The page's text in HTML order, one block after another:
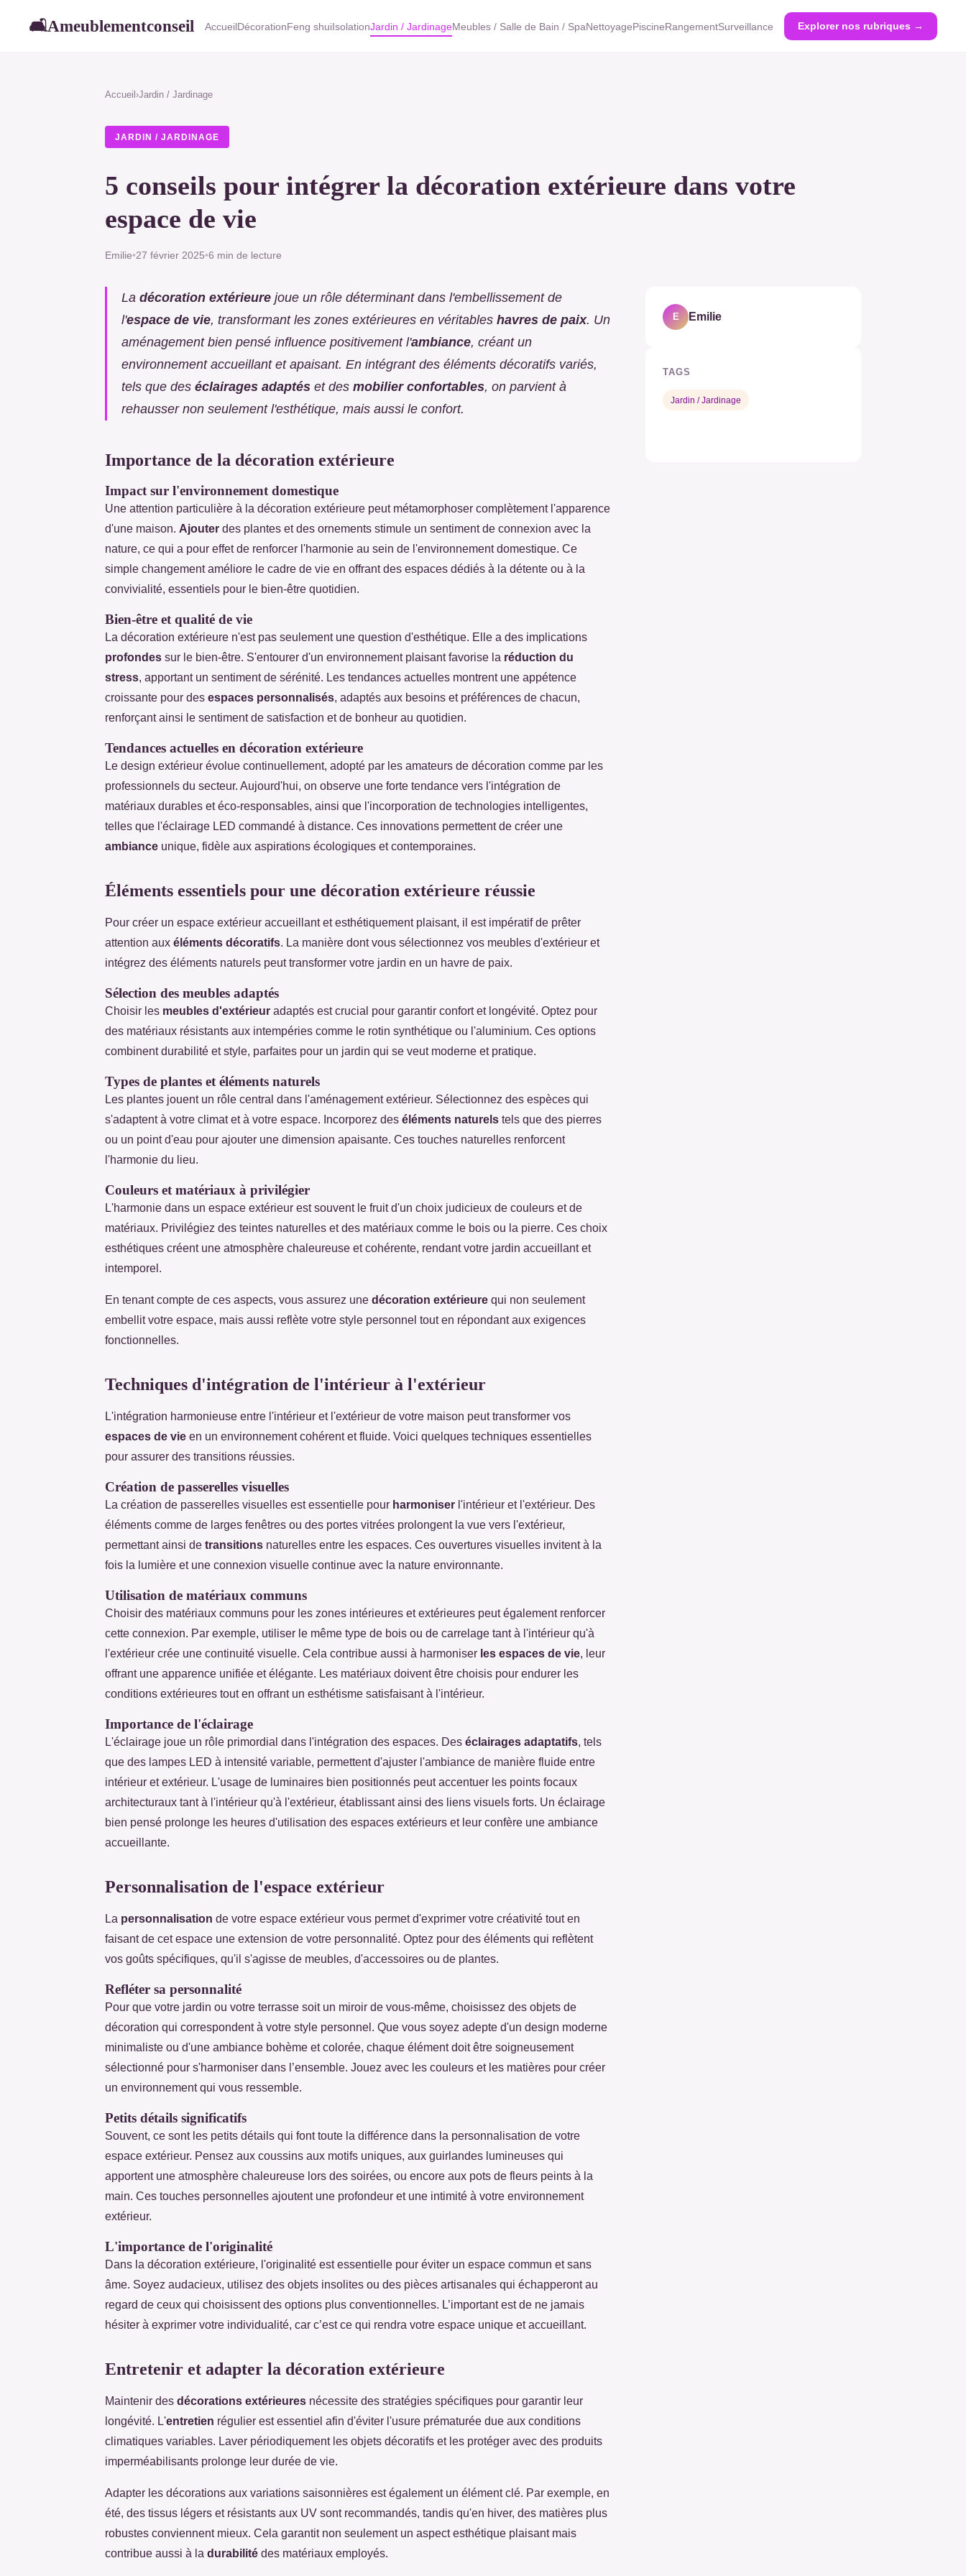
🛋Ameublementconseil AccueilDécorationFeng shuiIsolationJardin / JardinageMeubles / Salle de Bain / SpaNettoyagePiscineRangementSurveillance Explorer nos rubriques →
Accueil ›Jardin / Jardinage
JARDIN / JARDINAGE
5 conseils pour intégrer la décoration extérieure dans votre
espace de vie
Emilie•27 février 2025•6 min de lecture
La décoration extérieure joue un rôle déterminant dans l'embellissement de
l'espace de vie, transformant les zones extérieures en véritables havres de paix. Un
aménagement bien pensé influence positivement l'ambiance, créant un
environnement accueillant et apaisant. En intégrant des éléments décoratifs variés,
tels que des éclairages adaptés et des mobilier confortables, on parvient à
rehausser non seulement l'esthétique, mais aussi le confort.
Importance de la décoration extérieure
Impact sur l'environnement domestique
Une attention particulière à la décoration extérieure peut métamorphoser complètement l'apparence
d'une maison. Ajouter des plantes et des ornements stimule un sentiment de connexion avec la
nature, ce qui a pour effet de renforcer l'harmonie au sein de l'environnement domestique. Ce
simple changement améliore le cadre de vie en offrant des espaces dédiés à la détente ou à la
convivialité, essentiels pour le bien-être quotidien.
Bien-être et qualité de vie
La décoration extérieure n'est pas seulement une question d'esthétique. Elle a des implications
profondes sur le bien-être. S'entourer d'un environnement plaisant favorise la réduction du
stress, apportant un sentiment de sérénité. Les tendances actuelles montrent une appétence
croissante pour des espaces personnalisés, adaptés aux besoins et préférences de chacun,
renforçant ainsi le sentiment de satisfaction et de bonheur au quotidien.
Tendances actuelles en décoration extérieure
Le design extérieur évolue continuellement, adopté par les amateurs de décoration comme par les
professionnels du secteur. Aujourd'hui, on observe une forte tendance vers l'intégration de
matériaux durables et éco-responsables, ainsi que l'incorporation de technologies intelligentes,
telles que l'éclairage LED commandé à distance. Ces innovations permettent de créer une
ambiance unique, fidèle aux aspirations écologiques et contemporaines.
Éléments essentiels pour une décoration extérieure réussie
Pour créer un espace extérieur accueillant et esthétiquement plaisant, il est impératif de prêter
attention aux éléments décoratifs. La manière dont vous sélectionnez vos meubles d'extérieur et
intégrez des éléments naturels peut transformer votre jardin en un havre de paix.
Sélection des meubles adaptés
Choisir les meubles d'extérieur adaptés est crucial pour garantir confort et longévité. Optez pour
des matériaux résistants aux intempéries comme le rotin synthétique ou l'aluminium. Ces options
combinent durabilité et style, parfaites pour un jardin qui se veut moderne et pratique.
Types de plantes et éléments naturels
Les plantes jouent un rôle central dans l'aménagement extérieur. Sélectionnez des espèces qui
s'adaptent à votre climat et à votre espace. Incorporez des éléments naturels tels que des pierres
ou un point d'eau pour ajouter une dimension apaisante. Ces touches naturelles renforcent
l'harmonie du lieu.
Couleurs et matériaux à privilégier
L'harmonie dans un espace extérieur est souvent le fruit d'un choix judicieux de couleurs et de
matériaux. Privilégiez des teintes naturelles et des matériaux comme le bois ou la pierre. Ces choix
esthétiques créent une atmosphère chaleureuse et cohérente, rendant votre jardin accueillant et
intemporel.
En tenant compte de ces aspects, vous assurez une décoration extérieure qui non seulement
embellit votre espace, mais aussi reflète votre style personnel tout en répondant aux exigences
fonctionnelles.
Techniques d'intégration de l'intérieur à l'extérieur
L'intégration harmonieuse entre l'intérieur et l'extérieur de votre maison peut transformer vos
espaces de vie en un environnement cohérent et fluide. Voici quelques techniques essentielles
pour assurer des transitions réussies.
Création de passerelles visuelles
La création de passerelles visuelles est essentielle pour harmoniser l'intérieur et l'extérieur. Des
éléments comme de larges fenêtres ou des portes vitrées prolongent la vue vers l'extérieur,
permettant ainsi de transitions naturelles entre les espaces. Ces ouvertures visuelles invitent à la
fois la lumière et une connexion visuelle continue avec la nature environnante.
Utilisation de matériaux communs
Choisir des matériaux communs pour les zones intérieures et extérieures peut également renforcer
cette connexion. Par exemple, utiliser le même type de bois ou de carrelage tant à l'intérieur qu'à
l'extérieur crée une continuité visuelle. Cela contribue aussi à harmoniser les espaces de vie, leur
offrant une apparence unifiée et élégante. Les matériaux doivent être choisis pour endurer les
conditions extérieures tout en offrant un esthétisme satisfaisant à l'intérieur.
Importance de l'éclairage
L'éclairage joue un rôle primordial dans l'intégration des espaces. Des éclairages adaptatifs, tels
que des lampes LED à intensité variable, permettent d'ajuster l'ambiance de manière fluide entre
intérieur et extérieur. L'usage de luminaires bien positionnés peut accentuer les points focaux
architecturaux tant à l'intérieur qu'à l'extérieur, établissant ainsi des liens visuels forts. Un éclairage
bien pensé prolonge les heures d'utilisation des espaces extérieurs et leur confère une ambiance
accueillante.
Personnalisation de l'espace extérieur
La personnalisation de votre espace extérieur vous permet d'exprimer votre créativité tout en
faisant de cet espace une extension de votre personnalité. Optez pour des éléments qui reflètent
vos goûts spécifiques, qu'il s'agisse de meubles, d'accessoires ou de plantes.
Refléter sa personnalité
Pour que votre jardin ou votre terrasse soit un miroir de vous-même, choisissez des objets de
décoration qui correspondent à votre style personnel. Que vous soyez adepte d'un design moderne
minimaliste ou d'une ambiance bohème et colorée, chaque élément doit être soigneusement
sélectionné pour s'harmoniser dans l’ensemble. Jouez avec les couleurs et les matières pour créer
un environnement qui vous ressemble.
Petits détails significatifs
Souvent, ce sont les petits détails qui font toute la différence dans la personnalisation de votre
espace extérieur. Pensez aux coussins aux motifs uniques, aux guirlandes lumineuses qui
apportent une atmosphère chaleureuse lors des soirées, ou encore aux pots de fleurs peints à la
main. Ces touches personnelles ajoutent une profondeur et une intimité à votre environnement
extérieur.
L'importance de l'originalité
Dans la décoration extérieure, l'originalité est essentielle pour éviter un espace commun et sans
âme. Soyez audacieux, utilisez des objets insolites ou des pièces artisanales qui échapperont au
regard de ceux qui choisissent des options plus conventionnelles. L’important est de ne jamais
hésiter à exprimer votre individualité, car c’est ce qui rendra votre espace unique et accueillant.
Entretenir et adapter la décoration extérieure
Maintenir des décorations extérieures nécessite des stratégies spécifiques pour garantir leur
longévité. L'entretien régulier est essentiel afin d'éviter l'usure prématurée due aux conditions
climatiques variables. Laver périodiquement les objets décoratifs et les protéger avec des produits
imperméabilisants prolonge leur durée de vie.
Adapter les décorations aux variations saisonnières est également un élément clé. Par exemple, en
été, des tissus légers et résistants aux UV sont recommandés, tandis qu'en hiver, des matières plus
robustes conviennent mieux. Cela garantit non seulement un aspect esthétique plaisant mais
contribue aussi à la durabilité des matériaux employés.
E Emilie
TAGS
Jardin / Jardinage